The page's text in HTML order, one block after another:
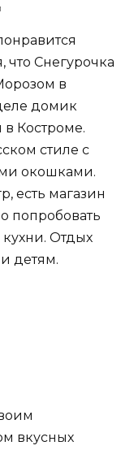
что Снегурочка
в
домик
Костроме.
стиле с
окошками.
есть магазин
попробовать
Отдых
детям.
вкусных